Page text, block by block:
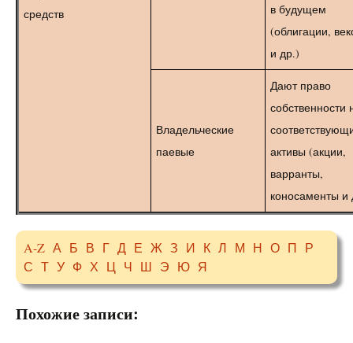
средств
в будущем
(облигации,
и др.)
Владельческие
паевые
Дают право
собственности
активы (акции,
варранты,
коносаменты и
A-Z А Б В Г Д Е Ж З И К Л М Н О П Р
С Т У Ф Х Ц Ч Ш Э Ю Я
Похожие записи: